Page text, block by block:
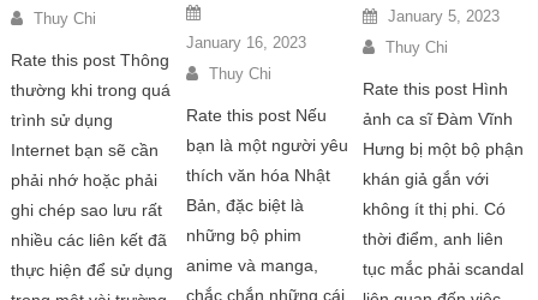
Thuy Chi
Rate this post Thông
thường khi trong quá
trình sử dụng
Internet bạn sẽ cần
phải nhớ hoặc phải
ghi chép sao lưu rất
nhiều các liên kết đã
thực hiện để sử dụng
January 16, 2023
Thuy Chi
Rate this post Nếu
bạn là một người yêu
thích văn hóa Nhật
Bản, đặc biệt là
những bộ phim
anime và manga,
chắc chắn những cái
January 5, 2023
Thuy Chi
Rate this post Hình
ảnh ca sĩ Đàm Vĩnh
Hưng bị một bộ phận
khán giả gắn với
không ít thị phi. Có
thời điểm, anh liên
tục mắc phải scandal